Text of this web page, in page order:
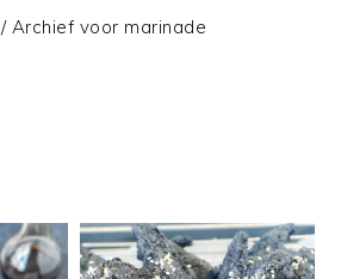
/Archief voor marinade